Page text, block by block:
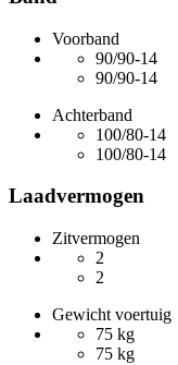
Voorband
90/90-14
90/90-14
Achterband
100/80-14
100/80-14
Laadvermogen
Zitvermogen
2
2
Gewicht voertuig
75 kg
75 kg